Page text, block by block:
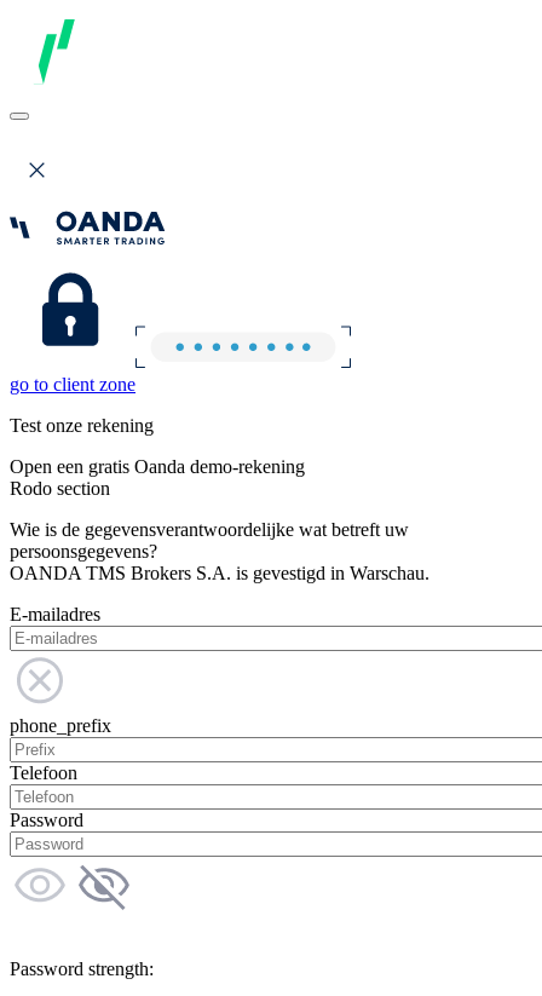
go to client zone
Test onze rekening
Open een gratis Oanda demo-rekening
Rodo section
Wie is de gegevensverantwoordelijke wat betreft uw
persoonsgegevens?
OANDA TMS Brokers S.A. is gevestigd in Warschau.
E-mailadres
phone_prefix
Telefoon
Password
Password strength: